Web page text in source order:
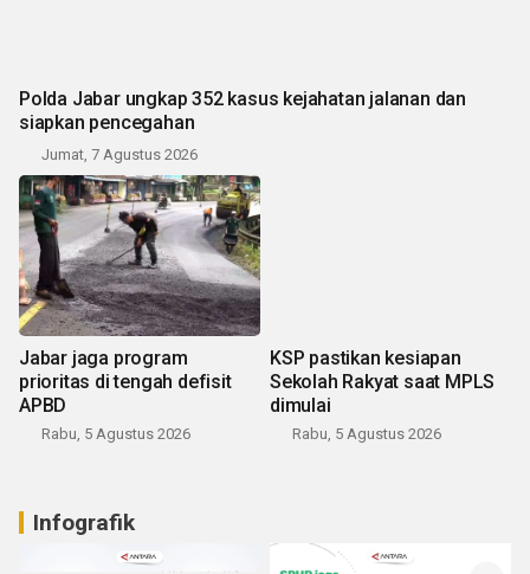
Polda Jabar ungkap 352 kasus kejahatan jalanan dan
siapkan pencegahan
Jumat, 7 Agustus 2026
Jabar jaga program
prioritas di tengah defisit
APBD
Rabu, 5 Agustus 2026
KSP pastikan kesiapan
Sekolah Rakyat saat MPLS
dimulai
Rabu, 5 Agustus 2026
Infografik